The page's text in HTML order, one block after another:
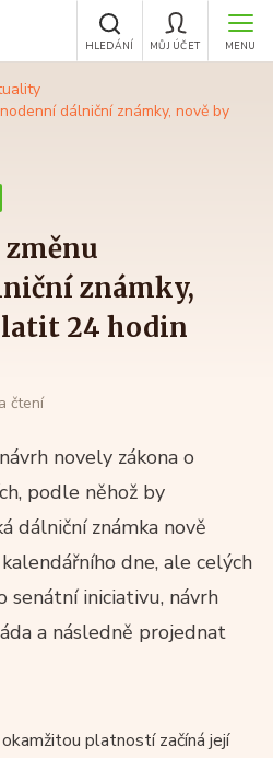
MENU
MŮJ ÚČET
HLEDÁNÍ
dálniční známky, nově by
známky,
24 hodin
čtení
novely zákona o
podle něhož by
dálniční známka nově
dne, ale celých
senátní iniciativu, návrh
a následně projednat
platností začíná její